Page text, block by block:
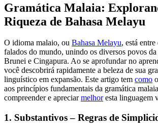
Gramática Malaia:
Riqueza de Bahasa Melayu
O idioma malaio, ou Bahasa Melayu, está
falados do mundo, unindo os diversos povos
Brunei e Cingapura. Ao se aprofundar no
você descobrirá rapidamente a beleza de sua
linguístico em expansão. Este artigo tem como
aos princípios fundamentais da gramática
compreender e apreciarmelhoresta linguagem
1. Substantivos – Regras de